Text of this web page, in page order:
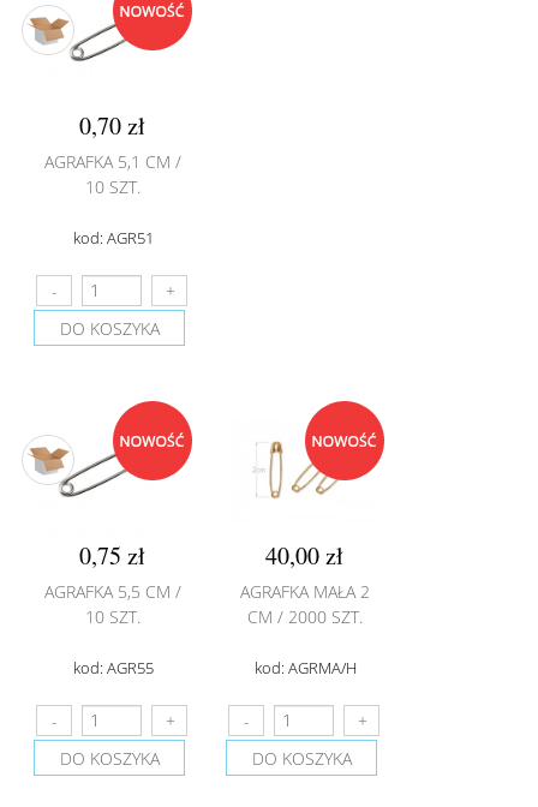
0,70 zł
AGRAFKA 5,1 CM /
10 SZT.
kod: AGR51
DO KOSZYKA
0,75 zł
AGRAFKA 5,5 CM /
10 SZT.
kod: AGR55
DO KOSZYKA
40,00 zł
AGRAFKA MAŁA 2
CM / 2000 SZT.
kod: AGRMA/H
DO KOSZYKA